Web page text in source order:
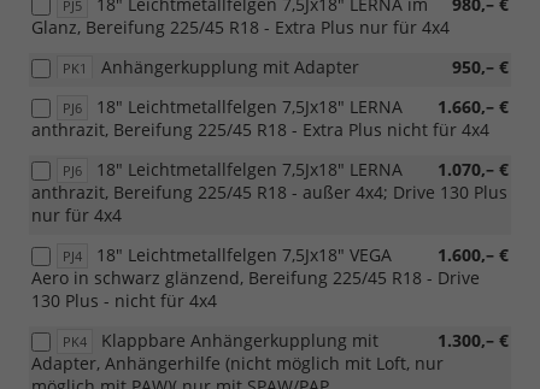
PJ5
Glanz, Bereifung 225/45 R18 - Extra Plus nur für 4x4
PK1 950,– €
Anhängerkupplung mit Adapter
PJ6 1.660,– €
18" Leichtmetallfelgen 7,5Jx18" LERNA
anthrazit, Bereifung 225/45 R18 - Extra Plus nicht für 4x4
PJ6 1.070,– €
18" Leichtmetallfelgen 7,5Jx18" LERNA
anthrazit, Bereifung 225/45 R18 - außer 4x4; Drive 130 Plus
nur für 4x4
PJ4 1.600,– €
18" Leichtmetallfelgen 7,5Jx18" VEGA
Aero in schwarz glänzend, Bereifung 225/45 R18 - Drive
130 Plus - nicht für 4x4
PK4 1.300,– €
Klappbare Anhängerkupplung mit
Adapter, Anhängerhilfe (nicht möglich mit Loft, nur